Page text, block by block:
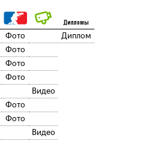
Дипломы
Фото
Диплом
Фото
Фото
Фото
Видео
Фото
Фото
Видео